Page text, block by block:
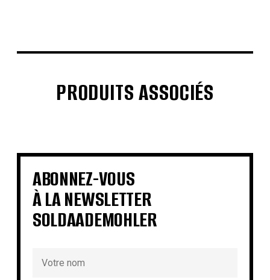
PRODUITS ASSOCIÉS
€ €
€ € €
€ €
ABONNEZ-VOUS
À LA NEWSLETTER
SOLDAADEMOHLER